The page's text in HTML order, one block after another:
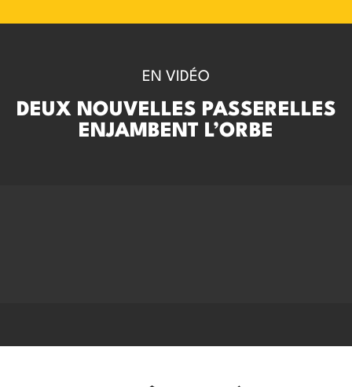
EN VIDÉO
DEUX NOUVELLES PASSERELLES
ENJAMBENT L’ORBE